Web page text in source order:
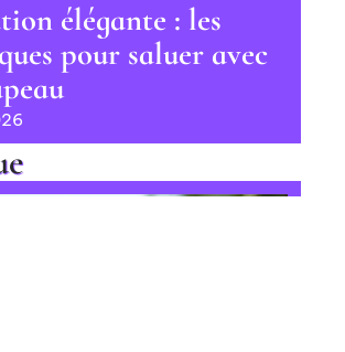
élégante : les
pour saluer avec